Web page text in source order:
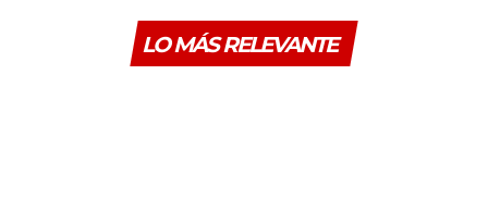
LO MÁS RELEVANTE